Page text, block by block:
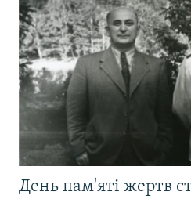
День пам'яті жертв